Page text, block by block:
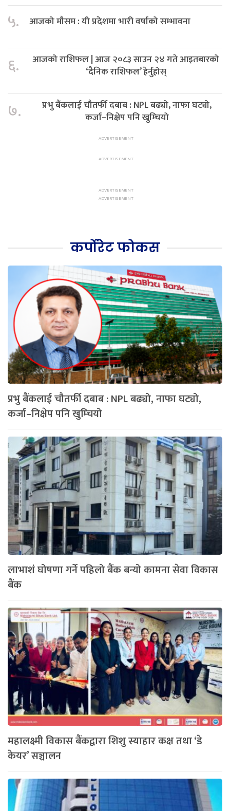
५. आजको मौसम : यी प्रदेशमा भारी वर्षाको सम्भावना
६.
आजको राशिफल | आज २०८३ साउन २४ गते आइतबारको
‘दैनिक राशिफल’ हेर्नुहोस्
७.
प्रभु बैंकलाई चौतर्फी दबाब : NPL बढ्यो, नाफा घट्यो,
कर्जा–निक्षेप पनि खुम्चियो
कर्पोरेट फोकस
प्रभु बैंकलाई चौतर्फी दबाब : NPL बढ्यो, नाफा घट्यो,
कर्जा–निक्षेप पनि खुम्चियो
लाभाशं घोषणा गर्ने पहिलो बैंक बन्यो कामना सेवा विकास
बैंक
महालक्ष्मी विकास बैंकद्वारा शिशु स्याहार कक्ष तथा ‘डे
केयर’ सञ्चालन